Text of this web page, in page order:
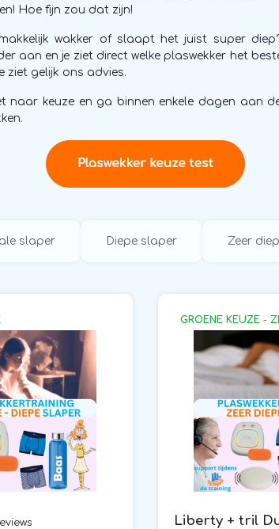
Hoe fijn zou dat zijn!
wakker of slaapt het juist super
aan en je ziet direct welke plaswekker het
ziet gelijk ons advies.
naar keuze en ga binnen enkele dagen aan
slaper Diepe slaper Zeer
GROENE KEUZE -
Liberty + tril